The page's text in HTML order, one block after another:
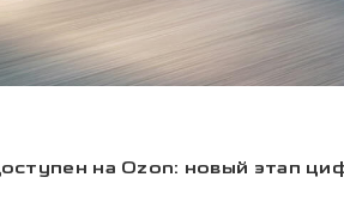
на Ozon: новый этап